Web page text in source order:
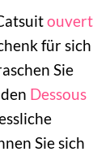
ouvert
für sich
Sie
Dessous
Sie sich